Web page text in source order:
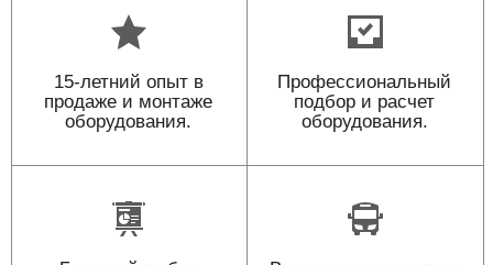
15-летний опыт в
продаже и монтаже
оборудования.
Профессиональный
подбор и расчет
оборудования.